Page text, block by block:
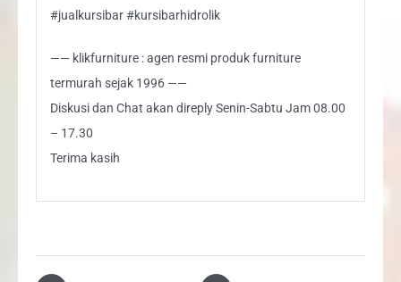
#jualkursibar #kursibarhidrolik
—— klikfurniture : agen resmi produk furniture
termurah sejak 1996 ——
Diskusi dan Chat akan direply Senin-Sabtu Jam 08.00
– 17.30
Terima kasih